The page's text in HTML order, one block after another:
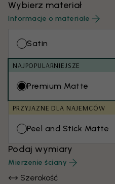
Wybierz materiał
Informacje o materiale
Satin
NAJPOPULARNIEJSZE
Premium Matte
PRZYJAZNE DLA NAJEMCÓW
Peel and Stick Matte
Podaj wymiary
Mierzenie ściany
Szerokość